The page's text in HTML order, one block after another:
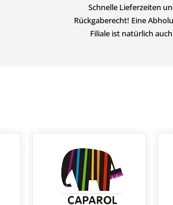
Schnelle Lieferzeiten
Rückgaberecht! Eine
Filiale ist natürlich